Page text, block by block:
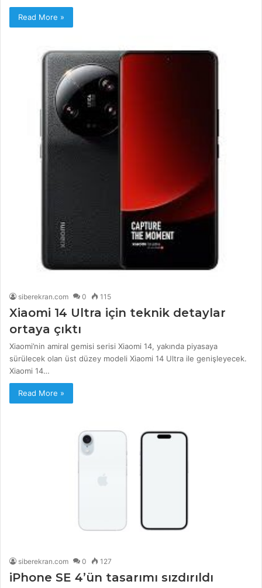
Read More »
siberekran.com 0 115
Xiaomi 14 Ultra için teknik detaylar
ortaya çıktı
Xiaomi’nin amiral gemisi serisi Xiaomi 14, yakında piyasaya
sürülecek olan üst düzey modeli Xiaomi 14 Ultra ile genişleyecek.
Xiaomi 14…
Read More »
siberekran.com 0 127
iPhone SE 4’ün tasarımı sızdırıldı